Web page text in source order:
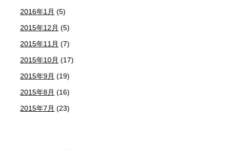
2016年1月 (5)
2015年12月 (5)
2015年11月 (7)
2015年10月 (17)
2015年9月 (19)
2015年8月 (16)
2015年7月 (23)